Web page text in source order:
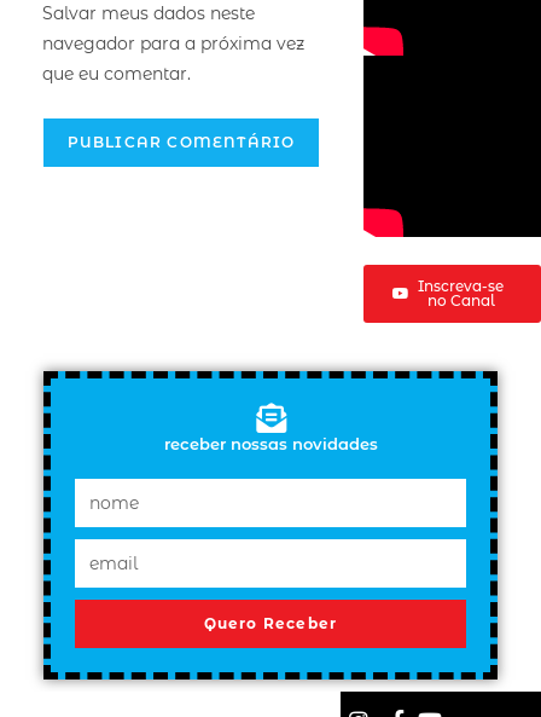
Salvar meus dados neste
navegador para a próxima vez
que eu comentar.
Inscreva-se
no Canal
receber nossas novidades
Quero Receber